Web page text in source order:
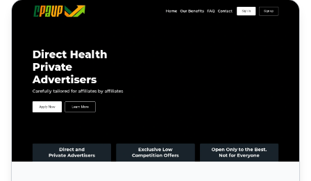
Cpavp Media Partnerprogram